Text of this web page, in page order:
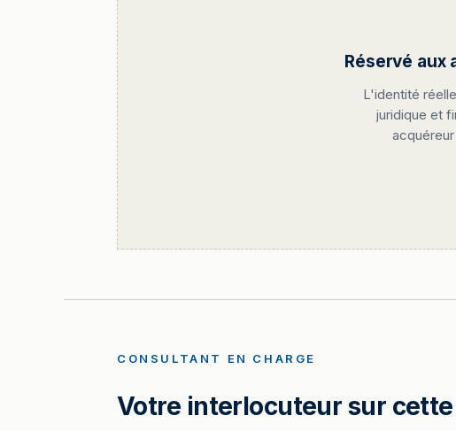
Réservé aux
L'identité
juridique et
CONSULTANT EN CHARGE
Votre interlocuteur sur